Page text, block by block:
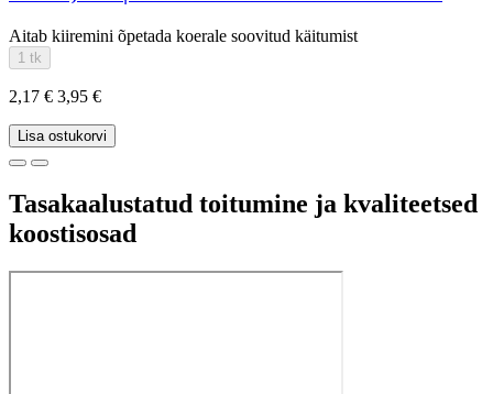
Aitab kiiremini õpetada koerale soovitud käitumist
1 tk
2,17 € 3,95 €
Lisa ostukorvi
Tasakaalustatud toitumine ja kvaliteetsed
koostisosad